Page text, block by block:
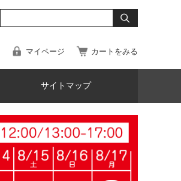
マイページ カートをみる
サイトマップ